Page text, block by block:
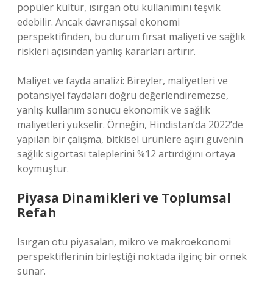
popüler kültür, ısırgan otu kullanımını teşvik
edebilir. Ancak davranışsal ekonomi
perspektifinden, bu durum fırsat maliyeti ve sağlık
riskleri açısından yanlış kararları artırır.
Maliyet ve fayda analizi: Bireyler, maliyetleri ve
potansiyel faydaları doğru değerlendiremezse,
yanlış kullanım sonucu ekonomik ve sağlık
maliyetleri yükselir. Örneğin, Hindistan’da 2022’de
yapılan bir çalışma, bitkisel ürünlere aşırı güvenin
sağlık sigortası taleplerini %12 artırdığını ortaya
koymuştur.
Piyasa Dinamikleri ve Toplumsal
Refah
Isırgan otu piyasaları, mikro ve makroekonomi
perspektiflerinin birleştiği noktada ilginç bir örnek
sunar.